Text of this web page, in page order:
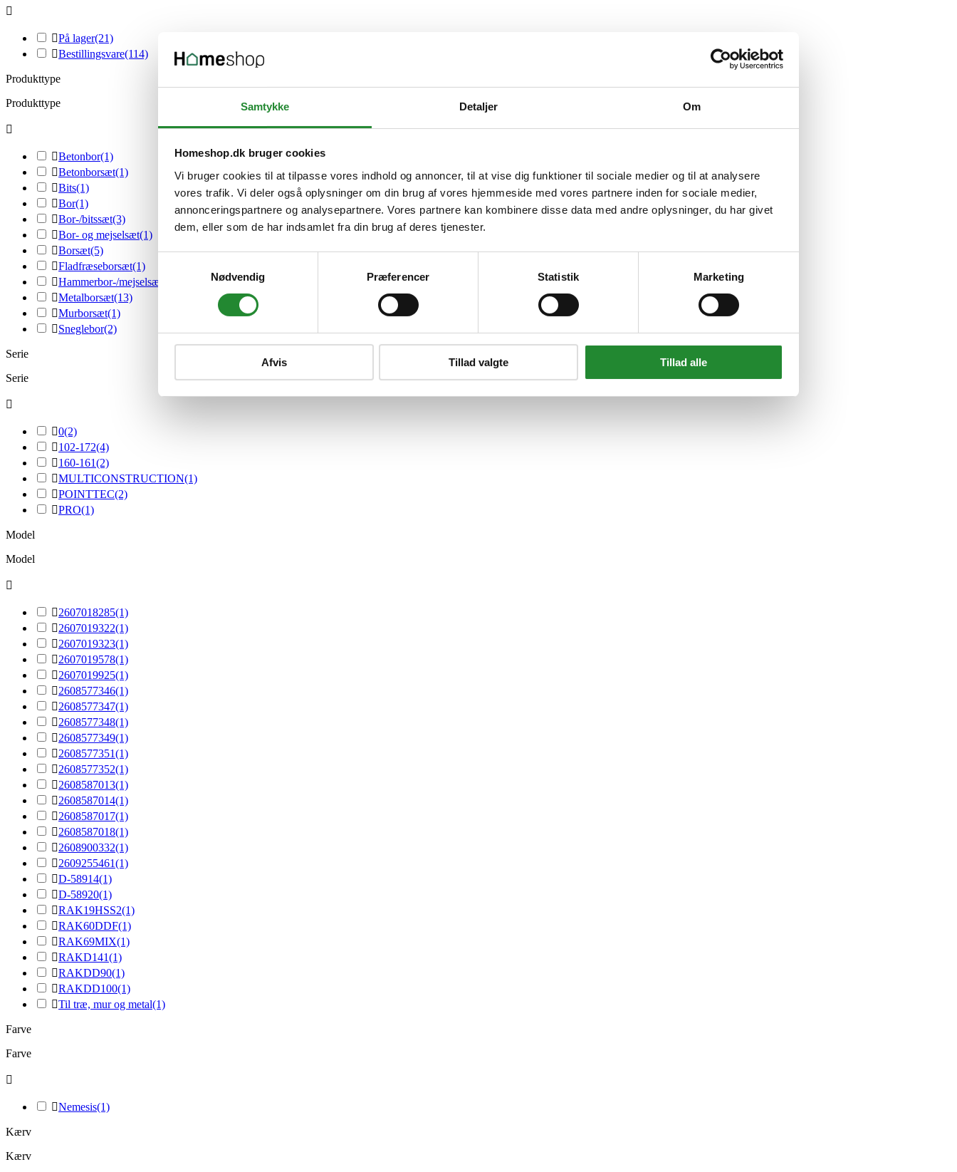
Samtykke Detaljer Om
Homeshop.dk bruger cookies
Vi bruger cookies til at tilpasse vores indhold og annoncer, til at vise dig funktioner til sociale medier og til at analysere
vores trafik. Vi deler også oplysninger om din brug af vores hjemmeside med vores partnere inden for sociale medier,
annonceringspartnere og analysepartnere. Vores partnere kan kombinere disse data med andre oplysninger, du har givet
dem, eller som de har indsamlet fra din brug af deres tjenester.
Nødvendig
Præferencer Statistik Marketing
Afvis Tillad valgte Tillad alle

På lager(21)
Bestillingsvare(114)
Produkttype
Produkttype

Betonbor(1)
Betonborsæt(1)
Bits(1)
Bor(1)
Bor-/bitssæt(3)
Bor- og mejselsæt(1)
Borsæt(5)
Fladfræseborsæt(1)
Hammerbor-/mejselsæt
Metalborsæt(13)
Murborsæt(1)
Sneglebor(2)
Serie
Serie

0(2)
102-172(4)
160-161(2)
MULTICONSTRUCTION(1)
POINTTEC(2)
PRO(1)
Model
Model

2607018285(1)
2607019322(1)
2607019323(1)
2607019578(1)
2607019925(1)
2608577346(1)
2608577347(1)
2608577348(1)
2608577349(1)
2608577351(1)
2608577352(1)
2608587013(1)
2608587014(1)
2608587017(1)
2608587018(1)
2608900332(1)
2609255461(1)
D-58914(1)
D-58920(1)
RAK19HSS2(1)
RAK60DDF(1)
RAK69MIX(1)
RAKD141(1)
RAKDD90(1)
RAKDD100(1)
Til træ, mur og metal(1)
Farve
Farve

Nemesis(1)
Kærv
Kærv